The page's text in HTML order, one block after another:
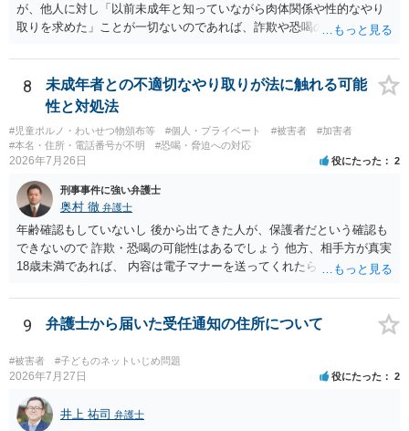
が、他人に対し「以前未成年と知っていながら肉体関係や性的なやり
取りを求めた」ことが一切ないのであれば、詐欺や恐喝の可能性が高
8
未成年者との不適切なやり取りが法に触れる可能
性と対処法
#児童ポルノ・わいせつ物頒布等 #個人・プライベート #被害者
#加害者
#本名・住所・電話番号が不明
#恐喝・脅迫への対応
2026年7月26日 役にたった 2
刑事事件に強い弁護士
奥村 徹 弁護士
年齢確認もしていないし 後から出てきた人が、保護者だという確認も
できないので 詐欺・恐喝の可能性はあるでしょう 他方、相手方が真実
18歳未満であれば、 内容は電子マナーを送ってくれたら自慰行為など
画の尺は10分ほど、服を着たままで胸を触って欲しい、などの要望を
して、要求された金額(1000円程度)の電子マネーを送信してしまいま
欲しい、住んでいる都道府県と区を教えてと言われたので教えたりと
言ったやり取りをしていました。 というやりとりは、青少年条例違反
（わいせつ行為）の疑いがあります。18歳未満と知らなくても処罰可
能です。
9 弁護士から届いた受任通知の住所について
#被害者 #子どものネットいじめ問題
2026年7月27日 役にたった 2
井上 祐司 弁護士